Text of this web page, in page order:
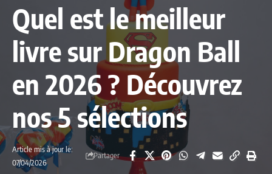
Quel est le meilleur
livre sur Dragon Ball
en 2026 ? Découvrez
nos 5 sélections
Article mis à jour le:
07/04/2026
Partager